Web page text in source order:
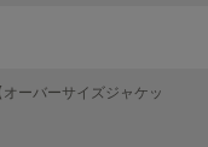
ーバーサイズジャケッ